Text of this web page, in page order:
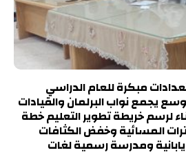
مبكرة للعام الدراسي
يجمع نواب البرلمان والقيادات
لرسم خريطة تطوير التعليم خطة
المسائية وخفض الكثافات
ومدرسة رسمية لغات